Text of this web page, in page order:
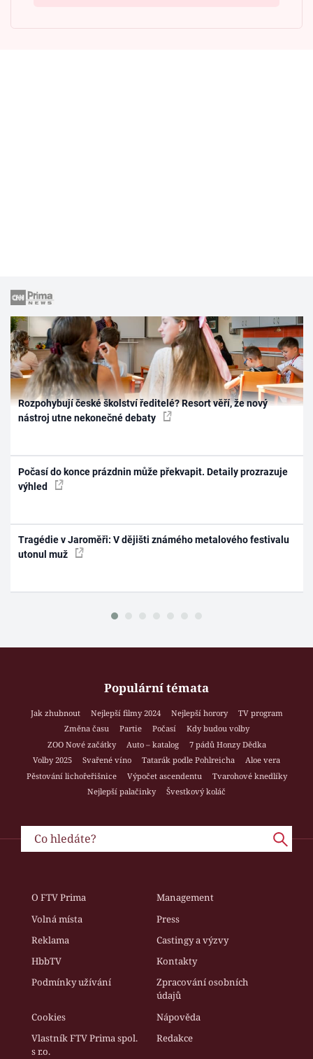
Rozpohybují české školství ředitelé? Resort věří, že nový
nástroj utne nekonečné debaty
Počasí do konce prázdnin může překvapit. Detaily prozrazuje
výhled
Tragédie v Jaroměři: V dějišti známého metalového festivalu
utonul muž
Populární témata
Jak zhubnout Nejlepší filmy 2024 Nejlepší horory
TV program
Změna času
Partie Počasí
Kdy budou volby
ZOO Nové začátky
Auto – katalog
7 pádů Honzy Dědka
Volby 2025
Svařené víno Tatarák podle Pohlreicha
Aloe vera
Pěstování lichořeřišnice
Výpočet ascendentu
Tvarohové knedlíky
Nejlepší palačinky
Švestkový koláč
O FTV Prima
Management
Volná místa
Press
Reklama
Castingy a výzvy
HbbTV
Kontakty
Podmínky užívání
Zpracování osobních
údajů
Cookies
Nápověda
Vlastník FTV Prima spol.
s r.o.
Redakce